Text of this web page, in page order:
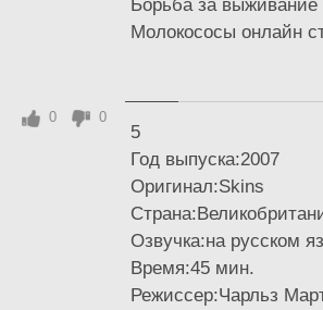
Борьба за выживание
Молокососы онлайн
5
Год выпуска:2007
Оригинал:Skins
Озвучка:на русском
Время:45 мин.
Режиссер:Чарльз
0 0